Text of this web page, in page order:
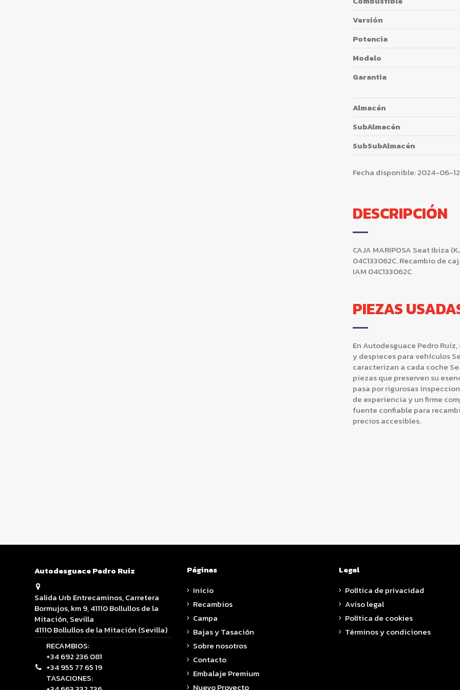
Versión
Potencia
Modelo
Garantia
Almacén
SubAlmacén
SubSubAlmacén
Fecha disponible:2024-06-12
DESCRIPCIÓN
CAJA MARIPOSA Seat Ibiza
04C133062C. Recambio de
IAM 04C133062C
PIEZAS
En Autodesguace Pedro
y despieces para vehículos
caracterizan a cada coche
piezas que preserven su
pasa por rigurosas
de experiencia y un firme
fuente confiable para
precios accesibles.
Autodesguace Pedro Ruiz
Salida Urb Entrecaminos, Carretera
Bormujos, km 9, 41110 Bollullos de la
Mitación, Sevilla
41110 Bollullos de la Mitación (Sevilla)
RECAMBIOS:
+34 692 236 081
+34 955 77 65 19
TASACIONES:
Páginas
Inicio
Recambios
Campa
Bajas y Tasación
Sobre nosotros
Contacto
Embalaje Premium
Nuevo Proyecto
Legal
Política de privacidad
Aviso legal
Política de cookies
Términos y condiciones